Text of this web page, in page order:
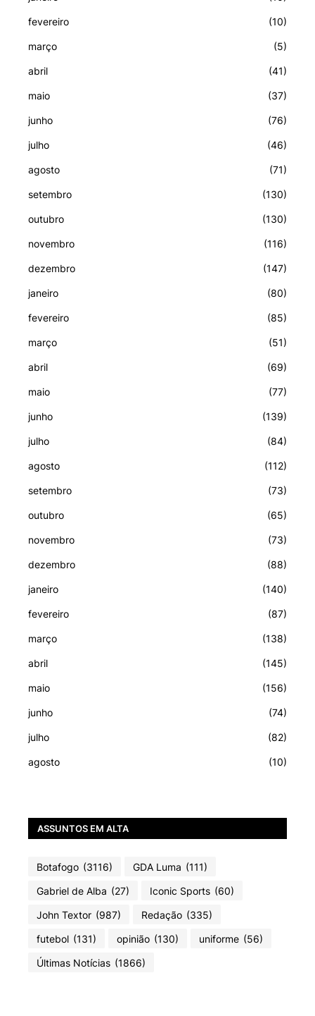
fevereiro (10)
março (5)
abril (41)
maio (37)
junho (76)
julho (46)
agosto (71)
setembro (130)
outubro (130)
novembro (116)
dezembro (147)
janeiro (80)
fevereiro (85)
março (51)
abril (69)
maio (77)
junho (139)
julho (84)
agosto (112)
setembro (73)
outubro (65)
novembro (73)
dezembro (88)
janeiro (140)
fevereiro (87)
março (138)
abril (145)
maio (156)
junho (74)
julho (82)
agosto (10)
ASSUNTOS EM ALTA
Botafogo (3116) GDA Luma (111)
Gabriel de Alba (27) Iconic Sports (60)
John Textor (987) Redação (335)
futebol (131) opinião (130) uniforme (56)
Últimas Notícias (1866)